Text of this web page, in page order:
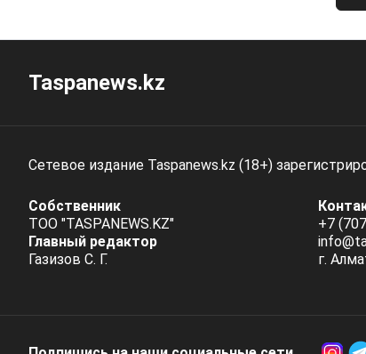
Taspanews.kz
Сетевое издание Taspanews.kz (18+)
Собственник
ТОО "TASPANEWS.KZ"
Главный редактор
Газизов С. Г.
+7
г.